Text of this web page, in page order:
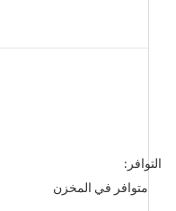
التوافر:
متوافر في المخزن